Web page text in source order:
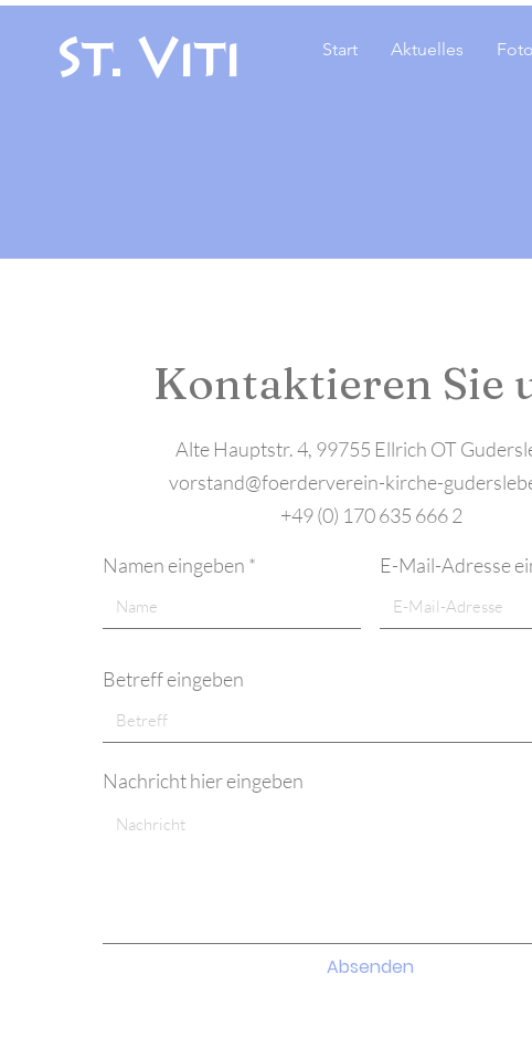
St. Viti Start Aktuelles
Kontaktieren Sie
Alte Hauptstr. 4, 99755 Ellrich OT
vorstand@foerderverein-kirche-
+49 (0) 170 635 666 2
Namen eingeben E-Mail-Adresse
Betreff eingeben
Nachricht hier eingeben
Absenden